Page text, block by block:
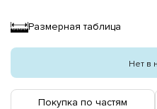
Размерная таблица
Нет в
Покупка по частям